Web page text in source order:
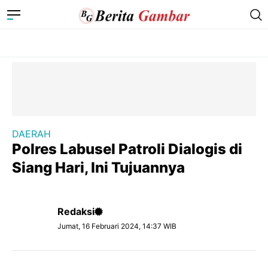
DAERAH
Polres Labusel Patroli Dialogis di
Siang Hari, Ini Tujuannya
Redaksi
Jumat, 16 Februari 2024, 14:37 WIB